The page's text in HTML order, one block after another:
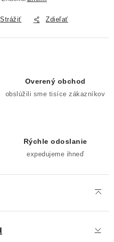
Strážiť Zdieľať
Overený obchod
obslúžili sme tisíce zákazníkov
Rýchle odoslanie
expedujeme ihneď